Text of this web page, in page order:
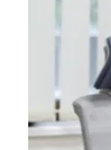
Novo
Publicidade Legal
Segurança Regional
Hospitais Estaduais
Parques & Represas
Cidades da Região
Santana de Parnaíba
Osasco
do Bom JesusAraçariguama